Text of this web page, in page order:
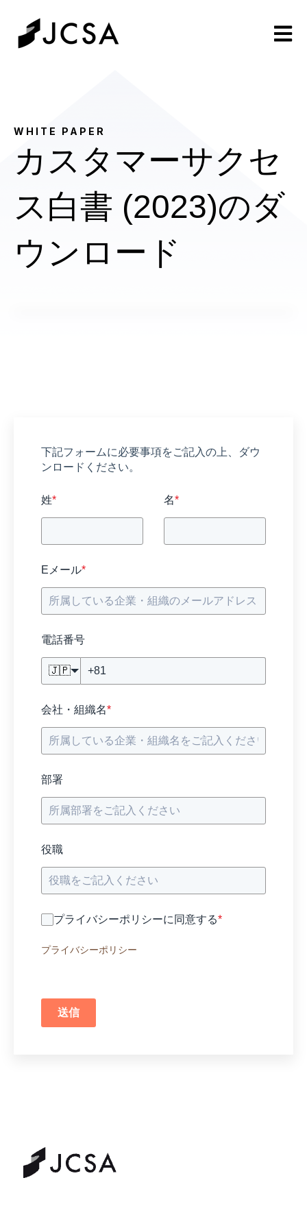
Open
WHITE PAPER
カスタマーサクセ
ス白書 (2023)のダ
ウンロード
下記フォームに必要事項をご記入の上、ダウ
ンロードください。
姓* 名*
Eメール*
電話番号
🇯🇵
会社・組織名*
部署
役職
プライバシーポリシーに同意する*
プライバシーポリシー
送信